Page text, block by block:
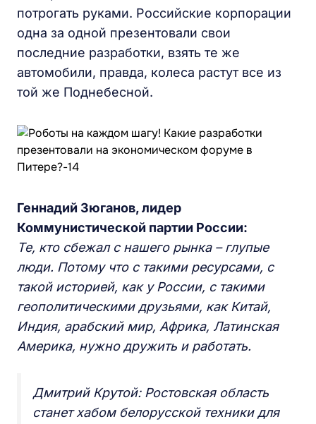
потрогать руками. Российские корпорации
одна за одной презентовали свои
последние разработки, взять те же
автомобили, правда, колеса растут все из
той же Поднебесной.
Геннадий Зюганов, лидер
Коммунистической партии России:
Те, кто сбежал с нашего рынка –глупые
люди. Потому что стакими ресурсами, с
такой историей, как у России, с такими
геополитическимидрузьями, как Китай,
Индия, арабский мир, Африка, Латинская
Америка, нужно дружить и работать.
Дмитрий Крутой: Ростовская область
станет хабом белорусской техники для